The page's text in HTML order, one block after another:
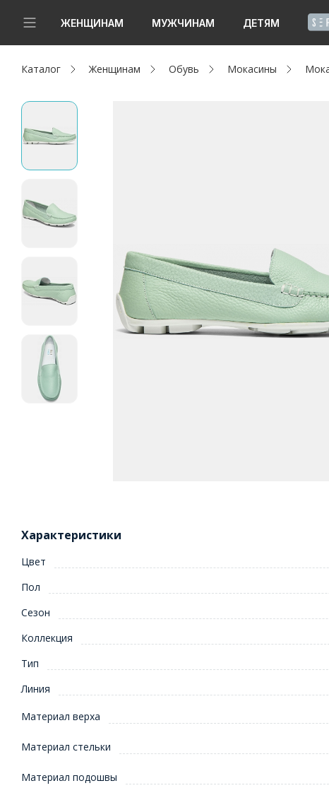
ЖЕНЩИНАМ МУЖЧИНАМ ДЕТЯМ
Новинки
Женщинам
Мужчинам
Капсула
Акции / Новости
Адреса магазинов
Каталог Женщинам Обувь Мокасины
Характеристики
Цвет
Пол
Сезон
Коллекция
Тип
Линия
Материал верха
Материал стельки
Материал подошвы